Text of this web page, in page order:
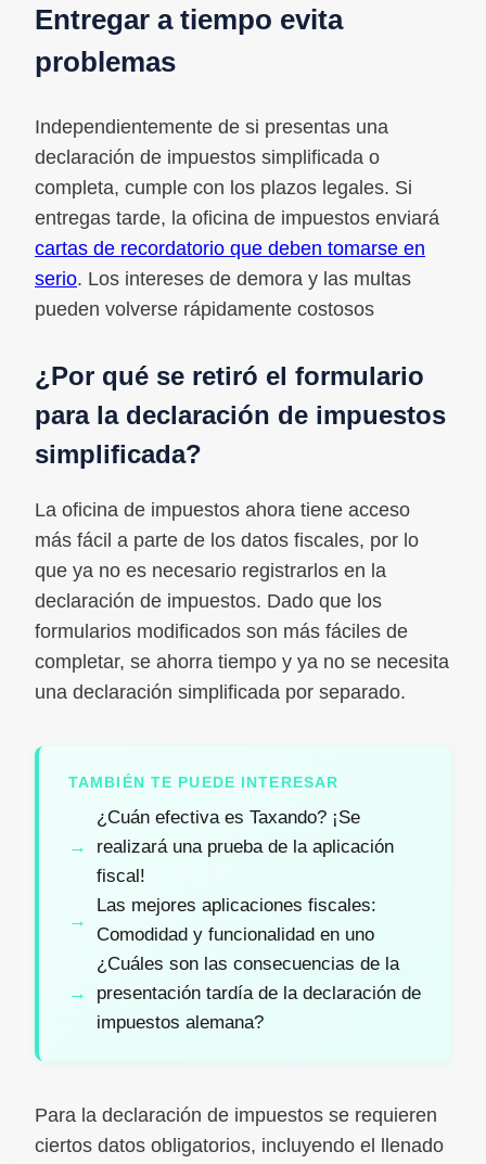
Entregar a tiempo evita
problemas
Independientemente de si presentas una
declaración de impuestos simplificada o
completa, cumple con los plazos legales. Si
entregas tarde, la oficina de impuestos enviará
cartas de recordatorio que deben tomarse en
serio. Los intereses de demora y las multas
pueden volverse rápidamente costosos
¿Por qué se retiró el formulario
para la declaración de impuestos
simplificada?
La oficina de impuestos ahora tiene acceso
más fácil a parte de los datos fiscales, por lo
que ya no es necesario registrarlos en la
declaración de impuestos. Dado que los
formularios modificados son más fáciles de
completar, se ahorra tiempo y ya no se necesita
una declaración simplificada por separado.
TAMBIÉN TE PUEDE INTERESAR
¿Cuán efectiva es Taxando? ¡Se
realizará una prueba de la aplicación
fiscal!
Las mejores aplicaciones fiscales:
Comodidad y funcionalidad en uno
¿Cuáles son las consecuencias de la
presentación tardía de la declaración de
impuestos alemana?
Para la declaración de impuestos se requieren
ciertos datos obligatorios, incluyendo el llenado